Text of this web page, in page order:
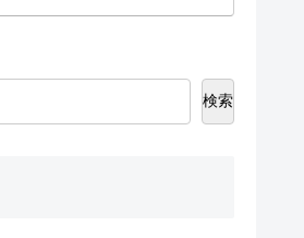
検索